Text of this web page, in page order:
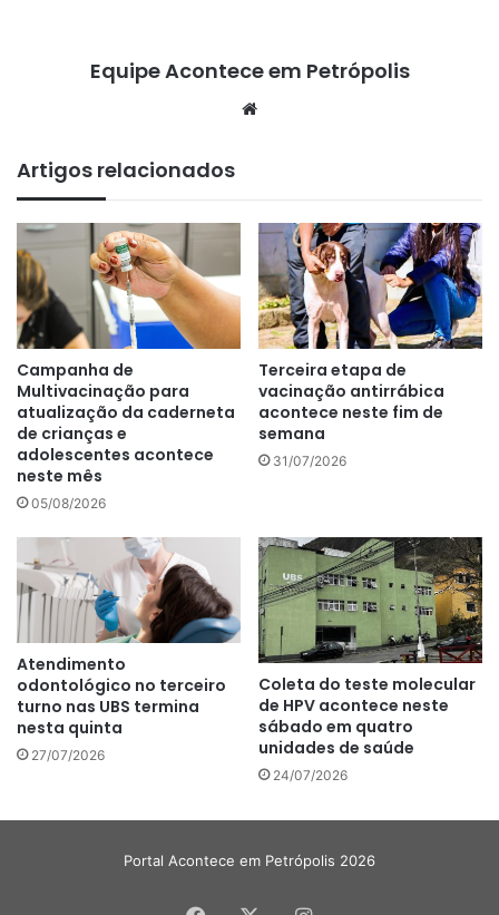
Equipe Acontece em Petrópolis
Artigos relacionados
Campanha de
Multivacinação para
atualização da caderneta
de crianças e
adolescentes acontece
neste mês
05/08/2026
Terceira etapa de
vacinação antirrábica
acontece neste fim de
semana
31/07/2026
Atendimento
odontológico no terceiro
turno nas UBS termina
nesta quinta
27/07/2026
Coleta do teste molecular
de HPV acontece neste
sábado em quatro
unidades de saúde
24/07/2026
Portal Acontece em Petrópolis 2026